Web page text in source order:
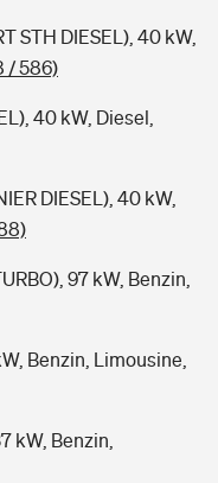
STH DIESEL), 40 kW,
/ 586)
40 kW, Diesel,
DIESEL), 40 kW,
97 kW, Benzin,
Benzin, Limousine,
kW, Benzin,